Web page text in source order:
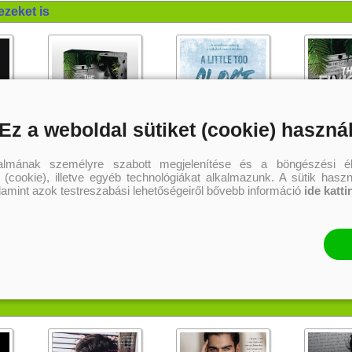
is
The Finisher - Végrehajtó (A
sötétség univerzuma 4.)
A Little Too Close – Kicsit túl
közel (A Madigan-hegy 2.)
The
sötétség
Kötött ár:
Ez a weboldal sütiket (cookie) használ
személyre szabott megjelenítése és a böngészési
illetve egyéb technológiákat alkalmazunk. A sütik
azok testreszabási lehetőségeiről bővebb információ ide